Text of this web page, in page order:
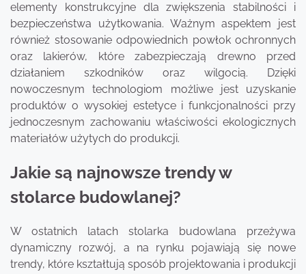
elementy konstrukcyjne dla zwiększenia stabilności i
bezpieczeństwa użytkowania. Ważnym aspektem jest
również stosowanie odpowiednich powłok ochronnych
oraz lakierów, które zabezpieczają drewno przed
działaniem szkodników oraz wilgocią. Dzięki
nowoczesnym technologiom możliwe jest uzyskanie
produktów o wysokiej estetyce i funkcjonalności przy
jednoczesnym zachowaniu właściwości ekologicznych
materiałów użytych do produkcji.
Jakie są najnowsze trendy w
stolarce budowlanej?
W ostatnich latach stolarka budowlana przeżywa
dynamiczny rozwój, a na rynku pojawiają się nowe
trendy, które kształtują sposób projektowania i produkcji